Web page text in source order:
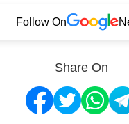
Follow On
Share On